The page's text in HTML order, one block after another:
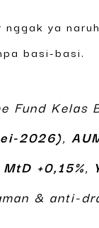
ya
basi-basi.
Fund Kelas
2026),
MtD +0,15%,
& anti-